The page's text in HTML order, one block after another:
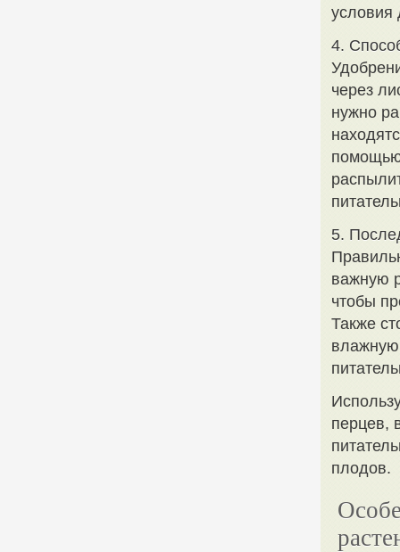
условия
4.
через
нужно
помощью
5.
важную
чтобы
Также
влажную
перцев,
плодов.